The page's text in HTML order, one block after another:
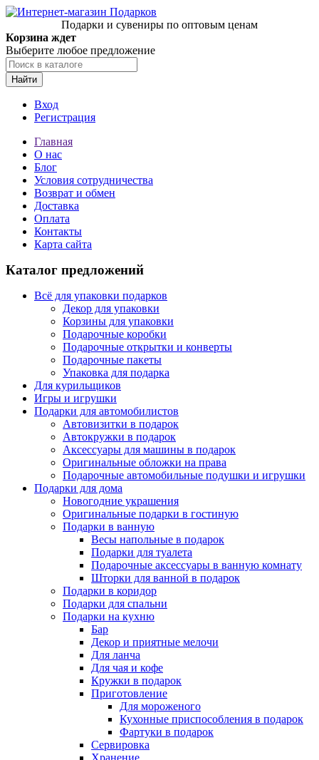
Подарки и сувениры по оптовым ценам
Корзина ждет
Выберите любое предложение
Найти
Вход
Регистрация
Главная
О нас
Блог
Условия сотрудничества
Возврат и обмен
Доставка
Оплата
Контакты
Карта сайта
Каталог предложений
Всё для упаковки подарков
Декор для упаковки
Корзины для упаковки
Подарочные коробки
Подарочные открытки и конверты
Подарочные пакеты
Упаковка для подарка
Для курильщиков
Игры и игрушки
Подарки для автомобилистов
Автовизитки в подарок
Автокружки в подарок
Аксессуары для машины в подарок
Оригинальные обложки на права
Подарочные автомобильные подушки и игрушки
Подарки для дома
Новогодние украшения
Оригинальные подарки в гостиную
Подарки в ванную
Весы напольные в подарок
Подарки для туалета
Подарочные аксессуары в ванную комнату
Шторки для ванной в подарок
Подарки в коридор
Подарки для спальни
Подарки на кухню
Бар
Декор и приятные мелочи
Для ланча
Для чая и кофе
Кружки в подарок
Приготовление
Для мороженого
Кухонные приспособления в подарок
Фартуки в подарок
Сервировка
Хранение